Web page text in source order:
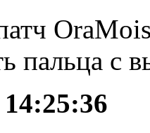
пальца с